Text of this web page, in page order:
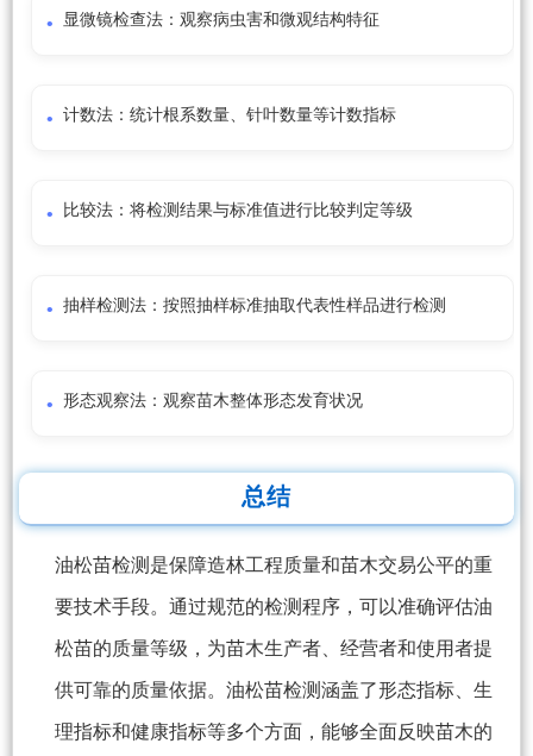
显微镜检查法：观察病虫害和微观结构特征
计数法：统计根系数量、针叶数量等计数指标
比较法：将检测结果与标准值进行比较判定等级
抽样检测法：按照抽样标准抽取代表性样品进行检测
形态观察法：观察苗木整体形态发育状况
总结
油松苗检测是保障造林工程质量和苗木交易公平的重
要技术手段。通过规范的检测程序，可以准确评估油
松苗的质量等级，为苗木生产者、经营者和使用者提
供可靠的质量依据。油松苗检测涵盖了形态指标、生
理指标和健康指标等多个方面，能够全面反映苗木的